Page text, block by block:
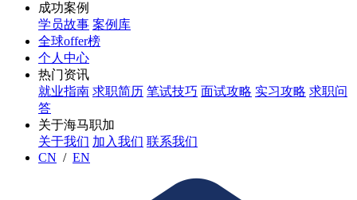
成功案例
学员故事 案例库
全球offer榜
个人中心
热门资讯
就业指南 求职简历 笔试技巧 面试攻略 实习攻略 求职问
答
关于海马职加
关于我们 加入我们 联系我们
CN / EN